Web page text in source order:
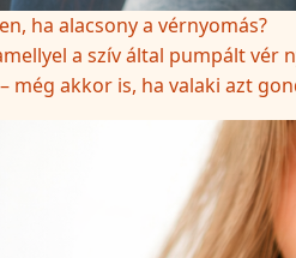
ha alacsony a vérnyomás?
a szív által pumpált
még akkor is, ha valaki azt